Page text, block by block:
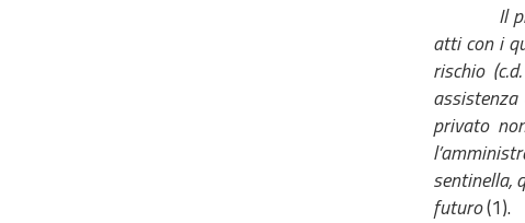
Il
atti con i
rischio
privato
sentinella,
futuro(1).